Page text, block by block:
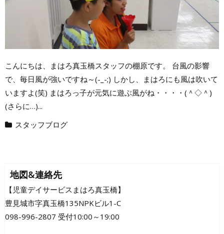
こんにちは、まはろ真玉橋スタッフの棚原です。 台風の影響
で、毎日風が強いですね～(-_-;) しかし、まはろにも風は吹いて
いますよ(笑) まはろっ子が元気に遊ぶ風がね・・・・(＾◇＾)
(さらに…)...
スタッフブログ
地図&連絡先
【児童デイサービスまはろ真玉橋】
豊見城市字真玉橋135NPKビル1-C
098-996-2807 受付10:00～19:00